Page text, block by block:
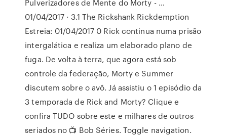
Pulverizadores de Mente do Morty - …
01/04/2017 · 3.1 The Rickshank Rickdemption
Estreia: 01/04/2017 0 Rick continua numa prisão
intergalática e realiza um elaborado plano de
fuga. De volta à terra, que agora está sob
controle da federação, Morty e Summer
discutem sobre o avô. Já assistiu o 1 episódio da
3 temporada de Rick and Morty? Clique e
confira TUDO sobre este e milhares de outros
seriados no 📺 Bob Séries. Toggle navigation.